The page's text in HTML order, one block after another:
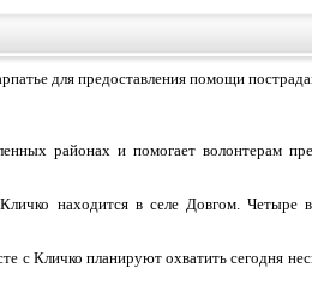
для предоставления помощи
районах и помогает волонтерам
находится в селе Довгом. Четыре
Кличко планируют охватить сегодня